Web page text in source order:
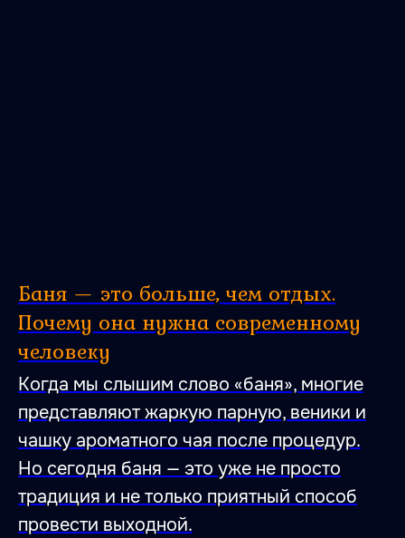
Баня — это больше, чем отдых.
Почему она нужна современному
человеку
Когда мы слышим слово «баня», многие
представляют жаркую парную, веники и
чашку ароматного чая после процедур.
Но сегодня баня — это уже не просто
традиция и не только приятный способ
провести выходной.